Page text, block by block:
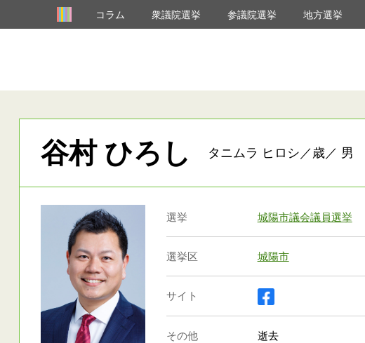
コラム 衆議院選挙 参議院選挙 地方選挙
谷村 ひろし タニムラ ヒロシ／歳／ 男
選挙 城陽市議会議員選挙
選挙区 城陽市
サイト
その他 逝去